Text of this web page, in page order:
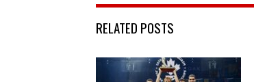
RELATED POSTS